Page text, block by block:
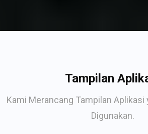
Tampilan
Kami Merancang Tampilan
Digunakan.